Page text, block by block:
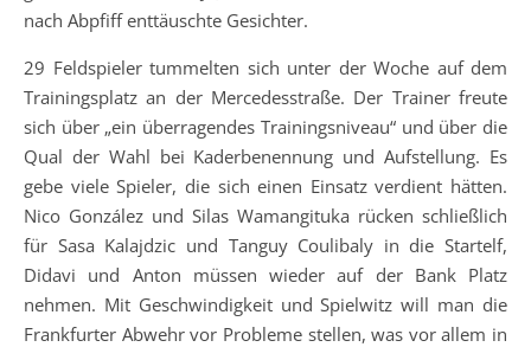
nach Abpfiff enttäuschte Gesichter.
29 Feldspieler tummelten sich unter der Woche auf dem
Trainingsplatz an der Mercedesstraße. Der Trainer freute
sich über „ein überragendes Trainingsniveau“ und über die
Qual der Wahl bei Kaderbenennung und Aufstellung. Es
gebe viele Spieler, die sich einen Einsatz verdient hätten.
Nico González und Silas Wamangituka rücken schließlich
für Sasa Kalajdzic und Tanguy Coulibaly in die Startelf,
Didavi und Anton müssen wieder auf der Bank Platz
nehmen. Mit Geschwindigkeit und Spielwitz will man die
Frankfurter Abwehr vor Probleme stellen, was vor allem in